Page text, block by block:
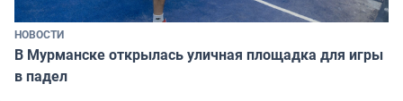
НОВОСТИ
В Мурманске открылась уличная площадка для игры
в падел